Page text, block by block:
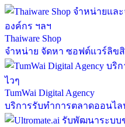
Thaiware Shop
จำหน่าย จัดหา ซอฟต์แวร์ลิข
TumWai Digital Agency
บริการรับทำการตลาดออนไล